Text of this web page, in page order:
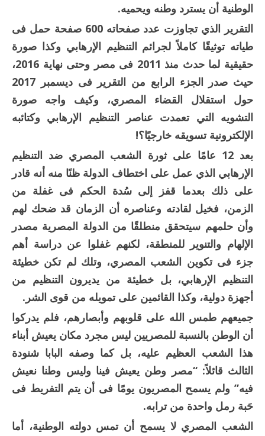
الوطنية أن يسترد وطنه ويحميه.
التقرير الذي تجاوزت عدد صفحاته 600 صفحة حمل فى
طياته توثيقًا كاملاً لجرائم التنظيم الإرهابي وكذا صورة
حقيقية لما حدث منذ 2011 فى مصر وحتى نهاية 2016،
حيث صدر الجزء الرابع من التقرير فى ديسمبر 2017
حول استقلال القضاء المصري، وكيف واجه صورة
التشويه التي تعمدت عناصر التنظيم الإرهابي وكتائبه
الإلكترونية تسويقه خارجيًا؟!
بعد 12 عامًا على ثورة الشعب المصري ضد التنظيم
الإرهابي الذي عمل على اختطاف الدولة ظنًا منه أنه قادر
على ذلك بعدما قفز إلى سُدة الحكم فى غفلة من
الزمن، فخيل لقادته وعناصره أن الزمان قد ضحك لهم
وأن حلمهم سيتحقق منطلقًا من الدولة المصرية مصدر
الإلهام والتنوير للمنطقة، لكنهم غفلوا عن دراسة أهم
جزء فى تكوين الشعب المصري، وتلك لم تكن خطيئة
التنظيم الإرهابي، بل خطيئة من يديرون التنظيم من
أجهزة دولية، وكذا القائمين على تمويله من قوى الشر.
جميعهم طمس الله على قلوبهم وأبصارهم، فلم يدركوا
أن الوطن بالنسبة للمصريين ليس مجرد مكان يعيش أبناء
هذا الشعب العظيم عليه، بل كما وصفه البابا شنودة
الثالث قائلاً: “مصر وطن يعيش فينا وليس وطنا نعيش
فيه” ولم يسمح المصريون يومًا فى أن يتم التفريط فى
حَبة رمل واحدة من ترابه.
الشعب المصري لا يسمح أن تمس دولته الوطنية، أما